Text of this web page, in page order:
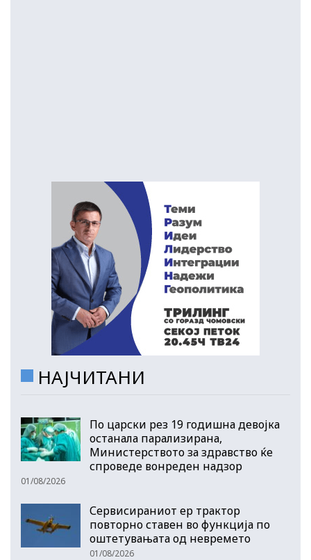
НАЈЧИТАНИ
По царски рез 19 годишна девојка
останала парализирана,
Министерството за здравство ќе
спроведе вонреден надзор
01/08/2026
Сервисираниот ер трактор
повторно ставен во функција по
оштетувањата од невремето
01/08/2026